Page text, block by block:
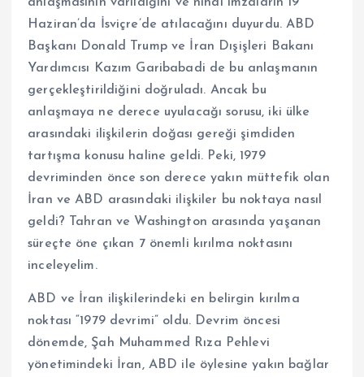
Haziran’da İsviçre’de atılacağını duyurdu. ABD
Başkanı Donald Trump ve İran Dışişleri Bakanı
Yardımcısı Kazım Garibabadi de bu anlaşmanın
gerçekleştirildiğini doğruladı. Ancak bu
anlaşmaya ne derece uyulacağı sorusu, iki ülke
arasındaki ilişkilerin doğası gereği şimdiden
tartışma konusu haline geldi. Peki, 1979
devriminden önce son derece yakın müttefik olan
İran ve ABD arasındaki ilişkiler bu noktaya nasıl
geldi? Tahran ve Washington arasında yaşanan
süreçte öne çıkan 7 önemli kırılma noktasını
inceleyelim.
ABD ve İran ilişkilerindeki en belirgin kırılma
noktası “1979 devrimi” oldu. Devrim öncesi
dönemde, Şah Muhammed Rıza Pehlevi
yönetimindeki İran, ABD ile öylesine yakın bağlar